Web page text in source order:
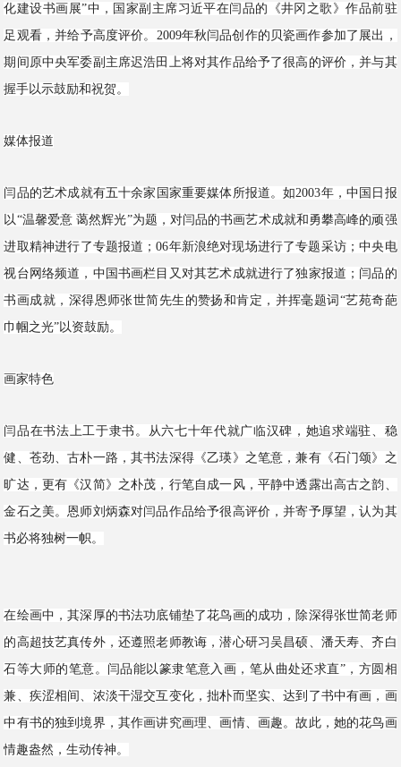
化建设书画展”中，国家副主席习近平在闫品的《井冈之歌》作品前驻
足观看，并给予高度评价。2009年秋闫品创作的贝瓷画作参加了展出，
期间原中央军委副主席迟浩田上将对其作品给予了很高的评价，并与其
握手以示鼓励和祝贺。
媒体报道
闫品的艺术成就有五十余家国家重要媒体所报道。如2003年，中国日报
以“温馨爱意 蔼然辉光”为题，对闫品的书画艺术成就和勇攀高峰的顽强
进取精神进行了专题报道；06年新浪绝对现场进行了专题采访；中央电
视台网络频道，中国书画栏目又对其艺术成就进行了独家报道；闫品的
书画成就，深得恩师张世简先生的赞扬和肯定，并挥毫题词“艺苑奇葩
巾帼之光”以资鼓励。
画家特色
闫品在书法上工于隶书。从六七十年代就广临汉碑，她追求端驻、稳
健、苍劲、古朴一路，其书法深得《乙瑛》之笔意，兼有《石门颂》之
旷达，更有《汉简》之朴茂，行笔自成一风，平静中透露出高古之韵、
金石之美。恩师刘炳森对闫品作品给予很高评价，并寄予厚望，认为其
书必将独树一帜。
在绘画中，其深厚的书法功底铺垫了花鸟画的成功，除深得张世简老师
的高超技艺真传外，还遵照老师教诲，潜心研习吴昌硕、潘天寿、齐白
石等大师的笔意。闫品能以篆隶笔意入画，笔从曲处还求直”，方圆相
兼、疾涩相间、浓淡干湿交互变化，拙朴而坚实、达到了书中有画，画
中有书的独到境界，其作画讲究画理、画情、画趣。故此，她的花鸟画
情趣盎然，生动传神。